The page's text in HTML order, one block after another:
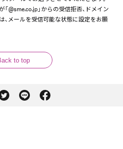
@sme.co.jp」からの受信拒否、ドメイン
メールを受信可能な状態に設定をお願
to top